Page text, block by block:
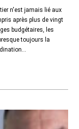
n'est jamais lié aux
après plus de vingt
budgétaires, les
toujours la